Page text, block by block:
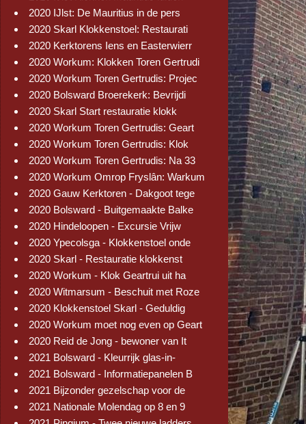
2020 IJlst: De Mauritius in de pers
2020 Skarl Klokkenstoel: Restaurati
2020 Kerktorens Iens en Easterwierr
2020 Workum: Klokken Toren Gertrudi
2020 Workum Toren Gertrudis: Projec
2020 Bolsward Broerekerk: Bevrijdi
2020 Skarl Start restauratie klokk
2020 Workum Toren Gertrudis: Geart
2020 Workum Toren Gertrudis: Klok
2020 Workum Toren Gertrudis: Na 33
2020 Workum Omrop Fryslân: Warkum
2020 Gauw Kerktoren - Dakgoot tege
2020 Bolsward - Buitgemaakte Balke
2020 Hindeloopen - Excursie Vrijw
2020 Ypecolsga - Klokkenstoel onde
2020 Skarl - Restauratie klokkenst
2020 Workum - Klok Geartrui uit ha
2020 Witmarsum - Beschuit met Roze
2020 Klokkenstoel Skarl - Geduldig
2020 Workum moet nog even op Geart
2020 Reid de Jong - bewoner van It
2021 Bolsward - Kleurrijk glas-in-
2021 Bolsward - Informatiepanelen B
2021 Bijzonder gezelschap voor de
2021 Nationale Molendag op 8 en 9